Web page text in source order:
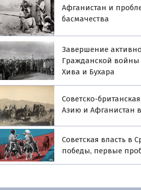
Афганистан и
басмачества
Завершение
Гражданской войны
Хива и Бухара
Советско-
Азию и Афганистан в
Советская власть в
победы, первые